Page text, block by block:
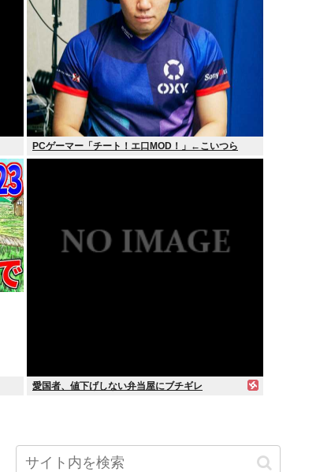
PCゲーマー「チート！エ口MOD！」←こいつら
愛国者、値下げしない弁当屋にブチギレ